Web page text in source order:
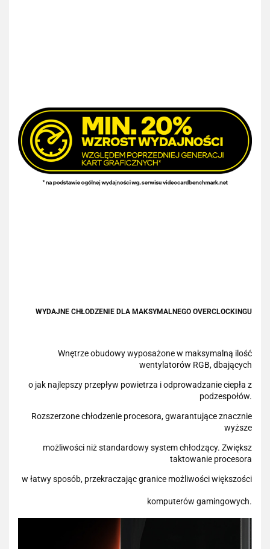
WYDAJNE CHŁODZENIE DLA MAKSYMALNEGO OVERCLOCKINGU
Wnętrze obudowy wyposażone w maksymalną ilość
wentylatorów RGB, dbających
o jak najlepszy przepływ powietrza i odprowadzanie ciepła z
podzespołów.
Rozszerzone chłodzenie procesora, gwarantujące znacznie
wyższe
możliwości niż standardowy system chłodzący. Zwiększ
taktowanie procesora
w łatwy sposób, przekraczając granice możliwości większości
komputerów gamingowych.